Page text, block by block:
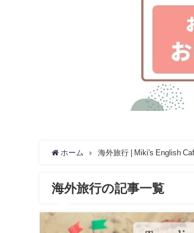
ホーム 海外旅行 | Miki's English
海外旅行の記事一覧